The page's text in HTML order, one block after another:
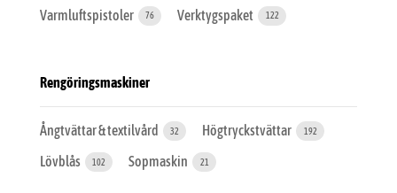
Varmluftspistoler 76 Verktygspaket 122
Rengöringsmaskiner
Ångtvättar & textilvård 32 Högtryckstvättar 192
Lövblås 102 Sopmaskin 21